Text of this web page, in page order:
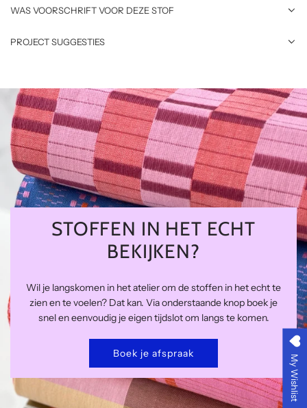
WAS VOORSCHRIFT VOOR DEZE STOF
PROJECT SUGGESTIES
STOFFEN IN HET ECHT
BEKIJKEN?
Wil je langskomen in het atelier om de stoffen in het echt te
zien en te voelen? Dat kan. Via onderstaande knop boek je
snel en eenvoudig je eigen tijdslot om langs te komen.
Boek je afspraak
My Wishlist